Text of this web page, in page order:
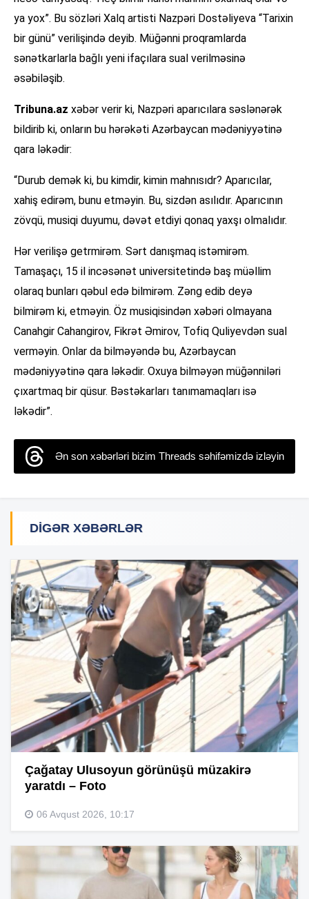
ya yox”. Bu sözləri Xalq artisti Nazpəri Dostəliyeva “Tarixin
bir günü” verilişində deyib. Müğənni proqramlarda
sənətkarlarla bağlı yeni ifaçılara sual verilməsinə
əsəbiləşib.
Tribuna.az xəbər verir ki, Nazpəri aparıcılara səslənərək
bildirib ki, onların bu hərəkəti Azərbaycan mədəniyyətinə
qara ləkədir:
“Durub demək ki, bu kimdir, kimin mahnısıdr? Aparıcılar,
xahiş edirəm, bunu etməyin. Bu, sizdən asılıdır. Aparıcının
zövqü, musiqi duyumu, dəvət etdiyi qonaq yaxşı olmalıdır.
Hər verilişə getrmirəm. Sərt danışmaq istəmirəm.
Tamaşaçı, 15 il incəsənət universitetində baş müəllim
olaraq bunları qəbul edə bilmirəm. Zəng edib deyə
bilmirəm ki, etməyin. Öz musiqisindən xəbəri olmayana
Canahgir Cahangirov, Fikrət Əmirov, Tofiq Quliyevdən sual
verməyin. Onlar da bilməyəndə bu, Azərbaycan
mədəniyyətinə qara ləkədir. Oxuya bilməyən müğənniləri
çıxartmaq bir qüsur. Bəstəkarları tanımamaqları isə
ləkədir”.
Ən son xəbərləri bizim Threads səhifəmizdə izləyin
DIGƏR XƏBƏRLƏR
Çağatay Ulusoyun görünüşü müzakirə
yaratdı – Foto
06 Avqust 2026, 10:17